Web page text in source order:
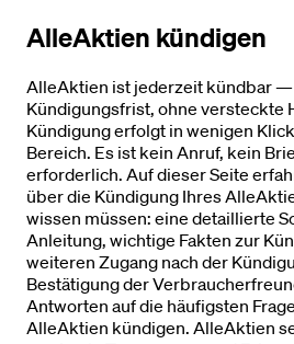
AlleAktien kündigen
AlleAktien ist jederzeit kündbar —
Kündigungsfrist, ohne versteckte
Kündigung erfolgt in wenigen
Bereich. Es ist kein Anruf, kein
erforderlich. Auf dieser Seite
über die Kündigung Ihres
wissen müssen: eine detaillierte
Anleitung, wichtige Fakten zur
weiteren Zugang nach der
Bestätigung der
Antworten auf die häufigsten
AlleAktien kündigen. AlleAktien